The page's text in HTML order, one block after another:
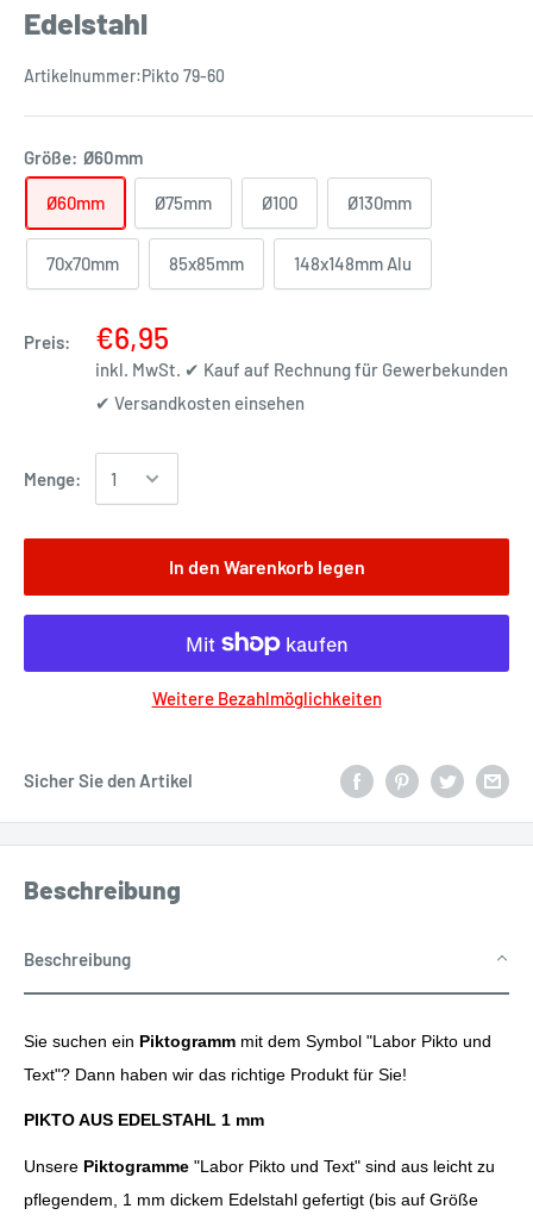
Edelstahl
Artikelnummer:Pikto 79-60
Größe: Ø60mm
Ø60mm Ø75mm Ø100 Ø130mm
70x70mm 85x85mm 148x148mm Alu
Preis: €6,95
inkl. MwSt. ✔ Kauf auf Rechnung für Gewerbekunden
✔ Versandkosten einsehen
Menge:
In den Warenkorb legen
Weitere Bezahlmöglichkeiten
Sicher Sie den Artikel
Beschreibung
Beschreibung
Sie suchen ein Piktogramm mit dem Symbol "Labor Pikto und
Text"? Dann haben wir das richtige Produkt für Sie!
PIKTO AUS EDELSTAHL 1 mm
Unsere Piktogramme "Labor Pikto und Text" sind aus leicht zu
pflegendem, 1 mm dickem Edelstahl gefertigt (bis auf Größe